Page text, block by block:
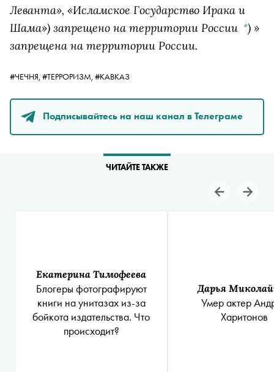
Леванта», «Исламское Государство Ирака и
Шама») запрещено на территории России *) »
запрещена на территории России.
#ЧЕЧНЯ, #ТЕРРОРИЗМ, #КАВКАЗ
Подписывайтесь на наш канал в Телеграме
ЧИТАЙТЕ ТАКЖЕ
Екатерина Тимофеева
Блогеры фотографируют
книги на унитазах из-за
бойкота издательства. Что
происходит?
Дарья
Умер актер
Харитонов